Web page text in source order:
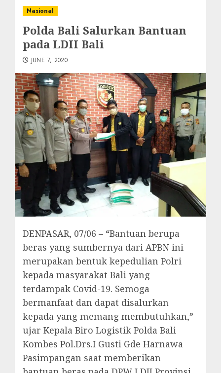
Nasional
Polda Bali Salurkan Bantuan
pada LDII Bali
JUNE 7, 2020
DENPASAR, 07/06 – “Bantuan berupa
beras yang sumbernya dari APBN ini
merupakan bentuk kepedulian Polri
kepada masyarakat Bali yang
terdampak Covid-19. Semoga
bermanfaat dan dapat disalurkan
kepada yang memang membutuhkan,”
ujar Kepala Biro Logistik Polda Bali
Kombes Pol.Drs.I Gusti Gde Harnawa
Pasimpangan saat memberikan